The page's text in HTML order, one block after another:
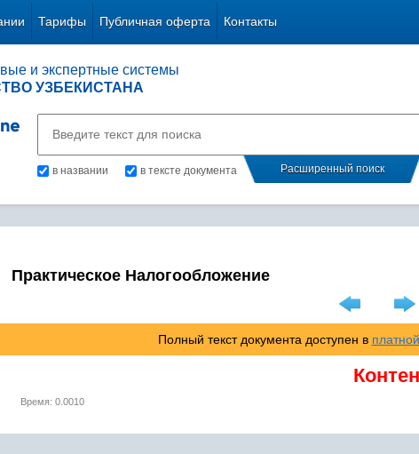
Тарифы Публичная оферта Контакты
и экспертные системы
УЗБЕКИСТАНА
в названии в тексте документа Расширенный поиск
Практическое Налогообложение
Полный текст документа доступен в
Время: 0.0010